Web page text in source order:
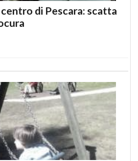
di Pescara: scatta